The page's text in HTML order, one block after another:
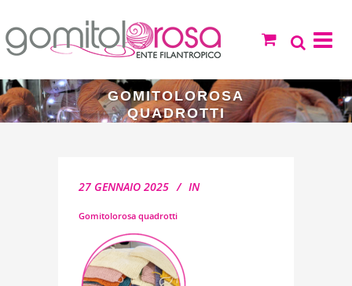
GOMITOLOROSA
QUADROTTI
27 GENNAIO 2025 IN
Gomitolorosa quadrotti